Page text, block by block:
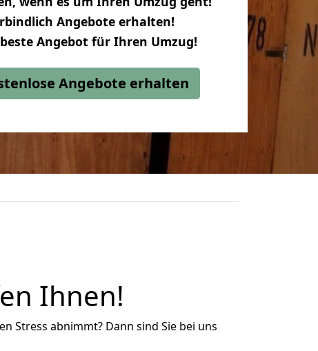
Angebote erhalten!
Angebot für Ihren Umzug!
Angebote erhalten
Ihnen!
Stress abnimmt? Dann sind Sie bei uns